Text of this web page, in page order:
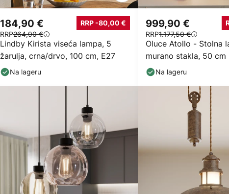
184,90 €
RRP264,90 €
RRP -80,00 €
Lindby Kirista viseća lampa, 5
žarulja, crna/drvo, 100 cm, E27
Na lageru
999,90 €
RRP1.177,50 €
Oluce Atollo - Stolna
murano stakla, 50 cm
Na lageru